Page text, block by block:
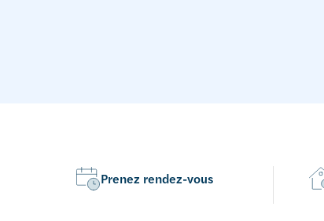
Prenez rendez-vous